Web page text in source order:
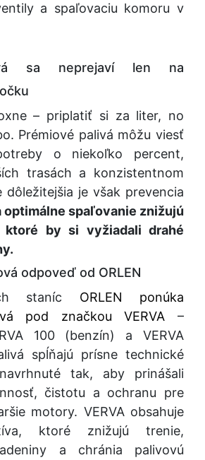
a spaľovaciu komoru v
sa neprejaví len na
– priplatiť si za liter, no
Prémiové palivá môžu viesť
o niekoľko percent,
trasách a konzistentnom
dôležitejšia je však prevencia
spaľovanie znižujú
ktoré by si vyžiadali drahé
odpoveď od ORLEN
staníc ORLEN ponúka
pod značkou VERVA –
100 (benzín) a VERVA
spĺňajú prísne technické
tak, aby prinášali
čistotu a ochranu pre
motory. VERVA obsahuje
ktoré znižujú trenie,
a chránia palivovú